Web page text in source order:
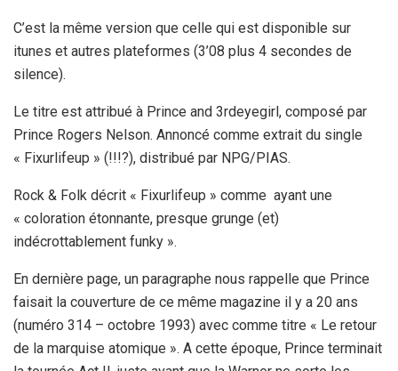
C’est la même version que celle qui est disponible sur
itunes et autres plateformes (3’08 plus 4 secondes de
silence).
Le titre est attribué à Prince and 3rdeyegirl, composé par
Prince Rogers Nelson. Annoncé comme extrait du single
« Fixurlifeup » (!!!?), distribué par NPG/PIAS.
Rock & Folk décrit « Fixurlifeup » comme ayant une
« coloration étonnante, presque grunge (et)
indécrottablement funky ».
En dernière page, un paragraphe nous rappelle que Prince
faisait la couverture de ce même magazine il y a 20 ans
(numéro 314 – octobre 1993) avec comme titre « Le retour
de la marquise atomique ». A cette époque, Prince terminait